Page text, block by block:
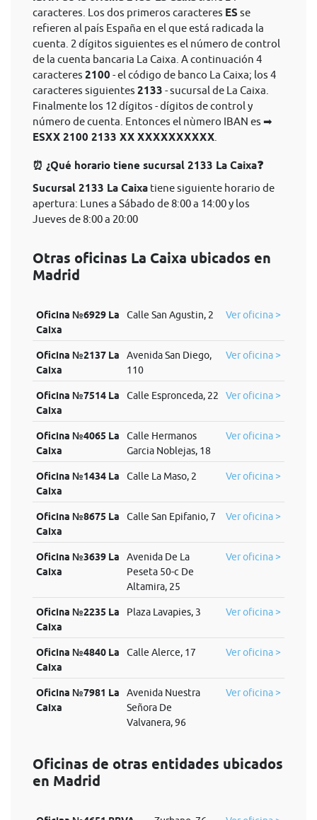
caracteres. Los dos primeros caracteres ES se
refieren al país España en el que está radicada la
cuenta. 2 dígitos siguientes es el número de control
de la cuenta bancaria La Caixa. A continuación 4
caracteres 2100 - el código de banco La Caixa; los 4
caracteres siguientes 2133 - sucursal de La Caixa.
Finalmente los 12 dígitos - dígitos de control y
número de cuenta. Entonces el nùmero IBAN es ➡
ESXX 2100 2133 XX XXXXXXXXXX
⏰ ¿Qué horario tiene sucursal 2133 La Caixa❓
Sucursal 2133 La Caixa tiene siguiente horario de
apertura: Lunes a Sábado de 8:00 a 14:00 y los
Jueves de 8:00 a 20:00
Otras oficinas La Caixa ubicados en
Madrid
Oficina №6929 La
Caixa
Calle San Agustin, 2 Ver oficina >
Oficina №2137 La
Caixa
Avenida San Diego,
110
Ver oficina >
Oficina №7514 La
Caixa
Calle Espronceda, 22 Ver oficina >
Oficina №4065 La
Caixa
Calle Hermanos
Garcia Noblejas, 18
Ver oficina >
Oficina №1434 La
Caixa
Calle La Maso, 2 Ver oficina >
Oficina №8675 La
Caixa
Calle San Epifanio, 7 Ver oficina >
Oficina №3639 La
Caixa
Avenida De La
Peseta 50-c De
Altamira, 25
Ver oficina >
Oficina №2235 La
Caixa
Plaza Lavapies, 3 Ver oficina >
Oficina №4840 La
Caixa
Calle Alerce, 17 Ver oficina >
Oficina №7981 La
Caixa
Avenida Nuestra
Señora De
Valvanera, 96
Ver oficina >
Oficinas de otras entidades ubicados
en Madrid